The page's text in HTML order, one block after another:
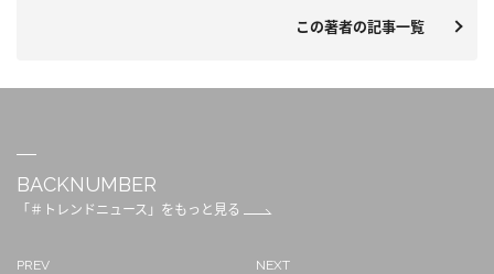
この著者の記事一覧
BACKNUMBER
「＃トレンドニュース」をもっと見る
PREV NEXT